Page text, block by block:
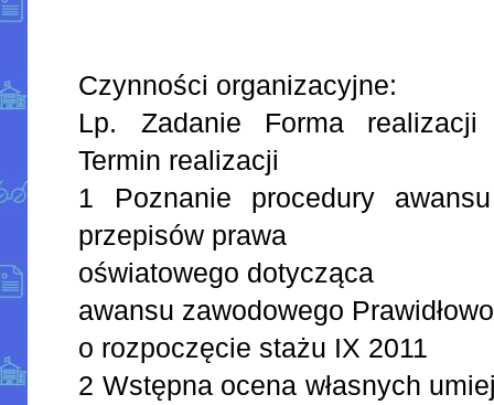
Czynności organizacyjne:
Lp. Zadanie Forma realizacji
Termin realizacji
1 Poznanie procedury
przepisów prawa
oświatowego dotycząca
awansu zawodowego
o rozpoczęcie stażu IX 2011
2 Wstępna ocena własnych